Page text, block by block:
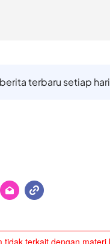
terbaru setiap hari